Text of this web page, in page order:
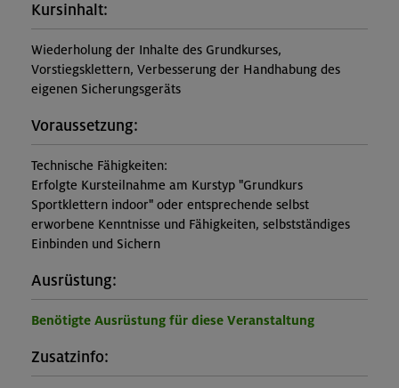
Kursinhalt:
Wiederholung der Inhalte des Grundkurses,
Vorstiegsklettern, Verbesserung der Handhabung des
eigenen Sicherungsgeräts
Voraussetzung:
Technische Fähigkeiten:
Erfolgte Kursteilnahme am Kurstyp "Grundkurs
Sportklettern indoor" oder entsprechende selbst
erworbene Kenntnisse und Fähigkeiten, selbstständiges
Einbinden und Sichern
Ausrüstung:
Benötigte Ausrüstung für diese Veranstaltung
Zusatzinfo: